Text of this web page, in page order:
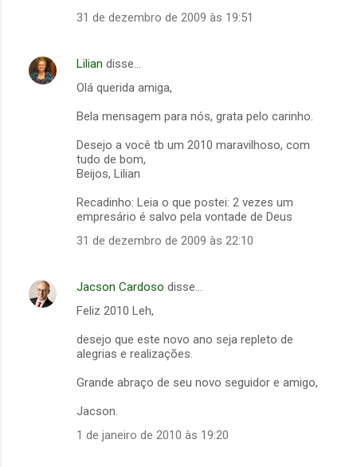
31 de dezembro de 2009 às 19:51
Lilian disse…
Olá querida amiga,
Bela mensagem para nós, grata pelo carinho.
Desejo a você tb um 2010 maravilhoso, com
tudo de bom,
Beijos, Lilian
Recadinho: Leia o que postei: 2 vezes um
empresário é salvo pela vontade de Deus
31 de dezembro de 2009 às 22:10
Jacson Cardoso disse…
Feliz 2010 Leh,
desejo que este novo ano seja repleto de
alegrias e realizações.
Grande abraço de seu novo seguidor e amigo,
Jacson.
1 de janeiro de 2010 às 19:20